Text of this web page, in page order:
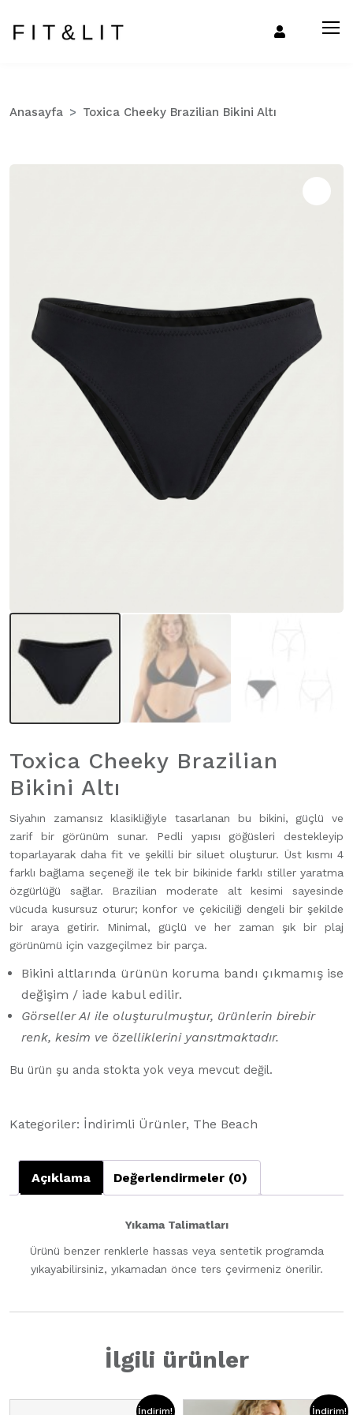
Anasayfa Toxica Cheeky Brazilian Bikini Altı
Toxica Cheeky Brazilian
Bikini Altı
Siyahın zamansız klasikliğiyle tasarlanan bu bikini, güçlü ve
zarif bir görünüm sunar. Pedli yapısı göğüsleri destekleyip
toparlayarak daha fit ve şekilli bir siluet oluşturur. Üst kısmı 4
farklı bağlama seçeneği ile tek bir bikinide farklı stiller yaratma
özgürlüğü sağlar. Brazilian moderate alt kesimi sayesinde
vücuda kusursuz oturur; konfor ve çekiciliği dengeli bir şekilde
bir araya getirir. Minimal, güçlü ve her zaman şık bir plaj
görünümü için vazgeçilmez bir parça.
Bikini altlarında ürünün koruma bandı çıkmamış ise
değişim / iade kabul edilir.
Görseller AI ile oluşturulmuştur, ürünlerin birebir
renk, kesim ve özelliklerini yansıtmaktadır.
Bu ürün şu anda stokta yok veya mevcut değil.
Kategoriler: İndirimli Ürünler, The Beach
Açıklama Değerlendirmeler (0)
Yıkama Talimatları
Ürünü benzer renklerle hassas veya sentetik programda
yıkayabilirsiniz, yıkamadan önce ters çevirmeniz önerilir.
İlgili ürünler
İndirim! İndirim!